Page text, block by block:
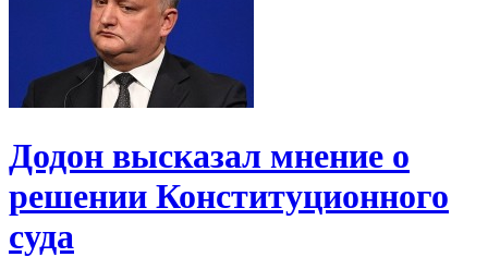
Додон высказал мнение о
решении Конституционного
суда